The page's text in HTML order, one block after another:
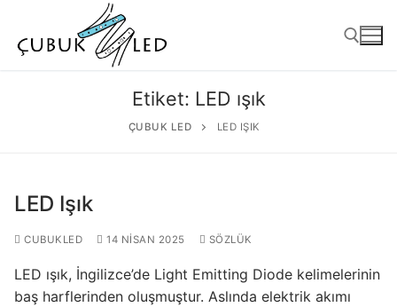
ANASAYFA
Etiket: LED ışık
ÇUBUK LED LED IŞIK
LED Işık
CUBUKLED 14 NISAN 2025 SÖZLÜK
LED ışık, İngilizce’de Light Emitting Diode kelimelerinin
baş harflerinden oluşmuştur. Aslında elektrik akımı